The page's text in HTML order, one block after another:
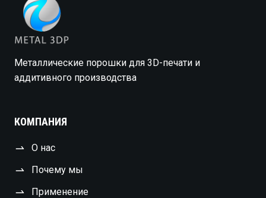
Металлические порошки для 3D-печати и
аддитивного производства
КОМПАНИЯ
О нас
Почему мы
Применение